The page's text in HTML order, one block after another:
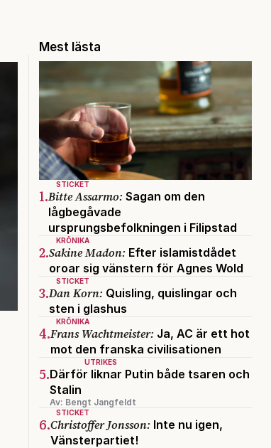
Mest lästa
STICKET
1.Bitte Assarmo: Sagan om den
lågbegåvade
ursprungsbefolkningen i Filipstad
KRÖNIKA
2.Sakine Madon: Efter islamistdådet
oroar sig vänstern för Agnes Wold
STICKET
3.Dan Korn: Quisling, quislingar och
sten i glashus
KRÖNIKA
4.Frans Wachtmeister: Ja, AC är ett hot
mot den franska civilisationen
UTRIKES
5.Därför liknar Putin både tsaren och
Stalin
Av: Bengt Jangfeldt
STICKET
6.Christoffer Jonsson: Inte nu igen,
Vänsterpartiet!